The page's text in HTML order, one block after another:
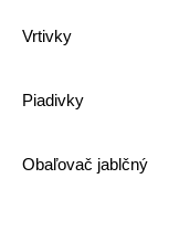
Vrtivky
Piadivky
Obaľovač jablčný